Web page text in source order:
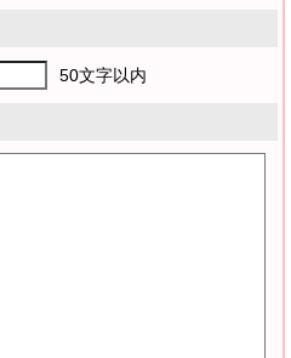
50文字以内